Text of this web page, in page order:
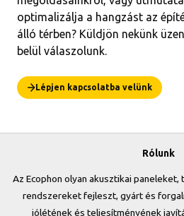
optimalizálja a hangzást az
álló térben? Küldjön nekünk
belül válaszolunk.
Lépjen kapcsolatba velünk
Rólunk
Az Ecophon olyan akusztikai
rendszereket fejleszt, gyárt és
jólétének és teljesítményének